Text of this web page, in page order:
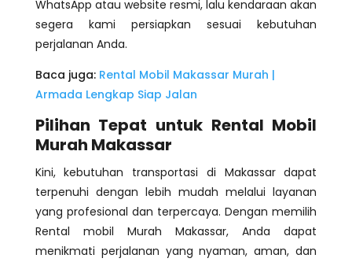
WhatsApp atau website resmi, lalu kendaraan akan
segera kami persiapkan sesuai kebutuhan
perjalanan Anda.
Baca juga: Rental Mobil Makassar Murah |
Armada Lengkap Siap Jalan
Pilihan Tepat untuk Rental Mobil
Murah Makassar
Kini, kebutuhan transportasi di Makassar dapat
terpenuhi dengan lebih mudah melalui layanan
yang profesional dan terpercaya. Dengan memilih
Rental mobil Murah Makassar, Anda dapat
menikmati perjalanan yang nyaman, aman, dan